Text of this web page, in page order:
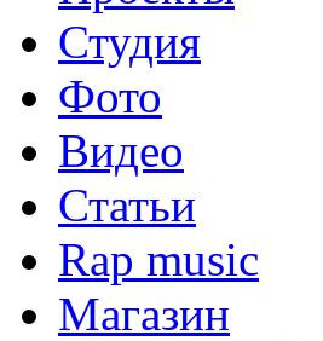
Студия
Фото
Видео
Статьи
Rap music
Магазин